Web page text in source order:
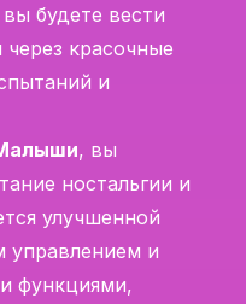
вы будете вести
красочные
и
, вы
ностальгии и
улучшенной
управлением и
функциями,